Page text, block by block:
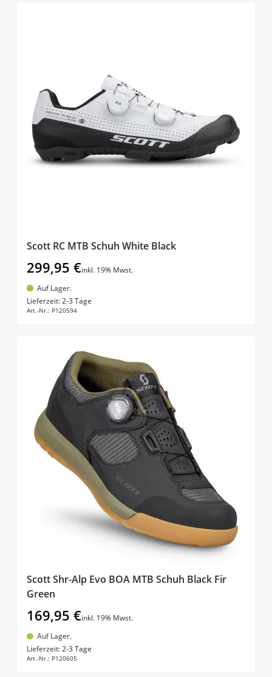
Scott RC MTB Schuh White Black
299,95 €inkl. 19% Mwst.
Auf Lager.
Lieferzeit: 2-3 Tage
Art.-Nr.: P120594
Scott Shr-Alp Evo BOA MTB Schuh Black Fir
Green
169,95 €inkl. 19% Mwst.
Auf Lager.
Lieferzeit: 2-3 Tage
Art.-Nr.: P120605